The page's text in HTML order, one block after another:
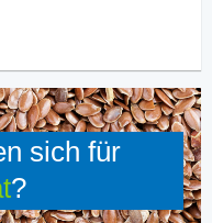
sich für
?